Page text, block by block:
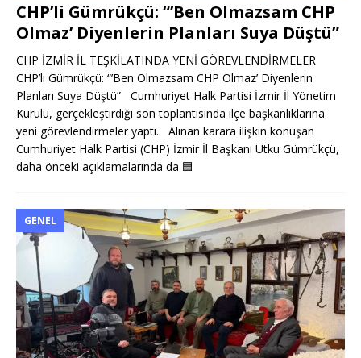
CHP’li Gümrükçü: “’Ben Olmazsam CHP
Olmaz’ Diyenlerin Planları Suya Düştü”
CHP İZMİR İL TEŞKİLATINDA YENİ GÖREVLENDİRMELER
CHP’li Gümrükçü: “’Ben Olmazsam CHP Olmaz’ Diyenlerin
Planları Suya Düştü” Cumhuriyet Halk Partisi İzmir İl Yönetim
Kurulu, gerçekleştirdiği son toplantısında ilçe başkanlıklarına
yeni görevlendirmeler yaptı. Alınan karara ilişkin konuşan
Cumhuriyet Halk Partisi (CHP) İzmir İl Başkanı Utku Gümrükçü,
daha önceki açıklamalarında da 🟦
GENEL